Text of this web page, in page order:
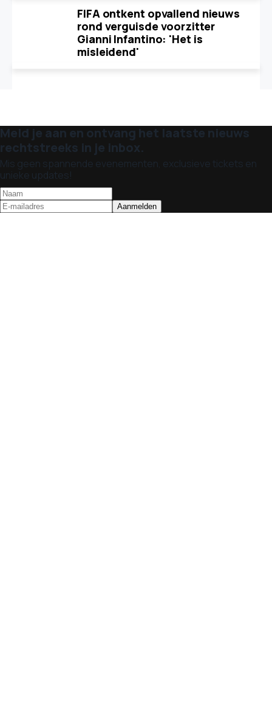
FIFA ontkent opvallend nieuws
rond verguisde voorzitter
Gianni Infantino: 'Het is
misleidend'
Meld je aan en ontvang het laatste nieuws
rechtstreeks in je inbox.
Mis geen spannende evenementen, exclusieve tickets en
unieke updates!